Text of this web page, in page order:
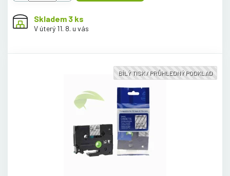
Skladem 3 ks
V úterý 11. 8. u vás
BÍLÝ TISK / PRŮHLEDNÝ PODKLAD